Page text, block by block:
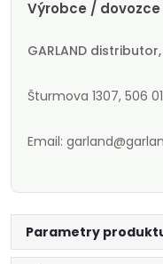
Výrobce / dovozce
GARLAND
Šturmova 1307, 506
Email:
Parametry